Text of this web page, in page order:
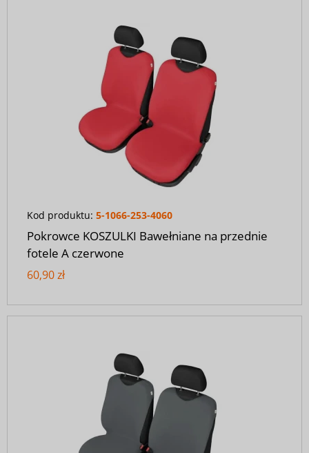
Kod produktu: 5-1066-253-4060
Pokrowce KOSZULKI Bawełniane na przednie
fotele A czerwone
60,90 zł